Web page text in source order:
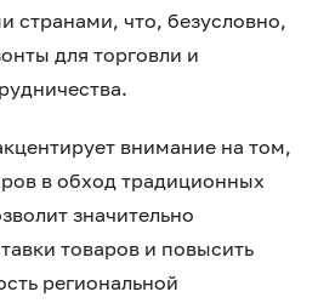
странами, что, безусловно,
для торговли и
внимание на том,
в обход традиционных
значительно
товаров и повысить
региональной